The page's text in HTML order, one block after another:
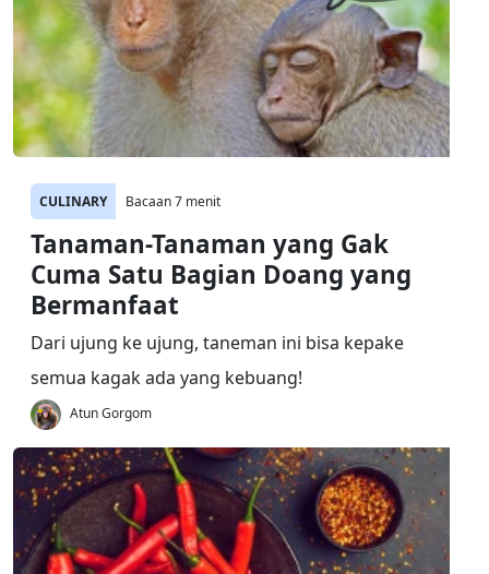
CULINARY Bacaan 7 menit
Tanaman-Tanaman yang Gak
Cuma Satu Bagian Doang yang
Bermanfaat
Dari ujung ke ujung, taneman ini bisa kepake
semua kagak ada yang kebuang!
Atun Gorgom